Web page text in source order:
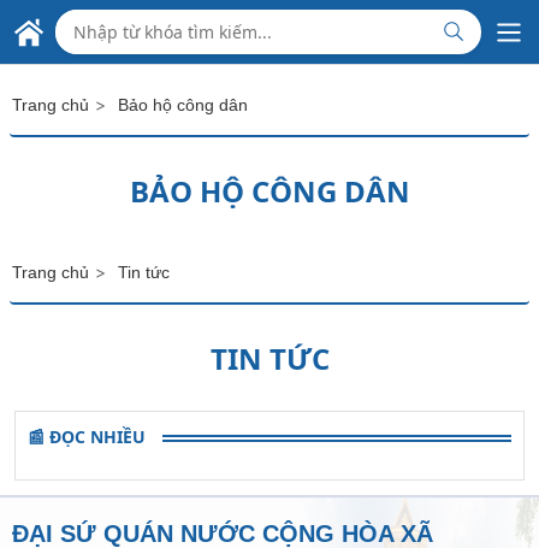
Skip to Main Content
ĐẠI SỨ QUÁN VIỆT NAM
TẠI PANAMA
Trang chủ > Bảo hộ công dân
BẢO HỘ CÔNG DÂN
Trang chủ > Tin tức
TIN TỨC
📰 ĐỌC NHIỀU
ĐẠI SỨ QUÁN NƯỚC CỘNG HÒA XÃ